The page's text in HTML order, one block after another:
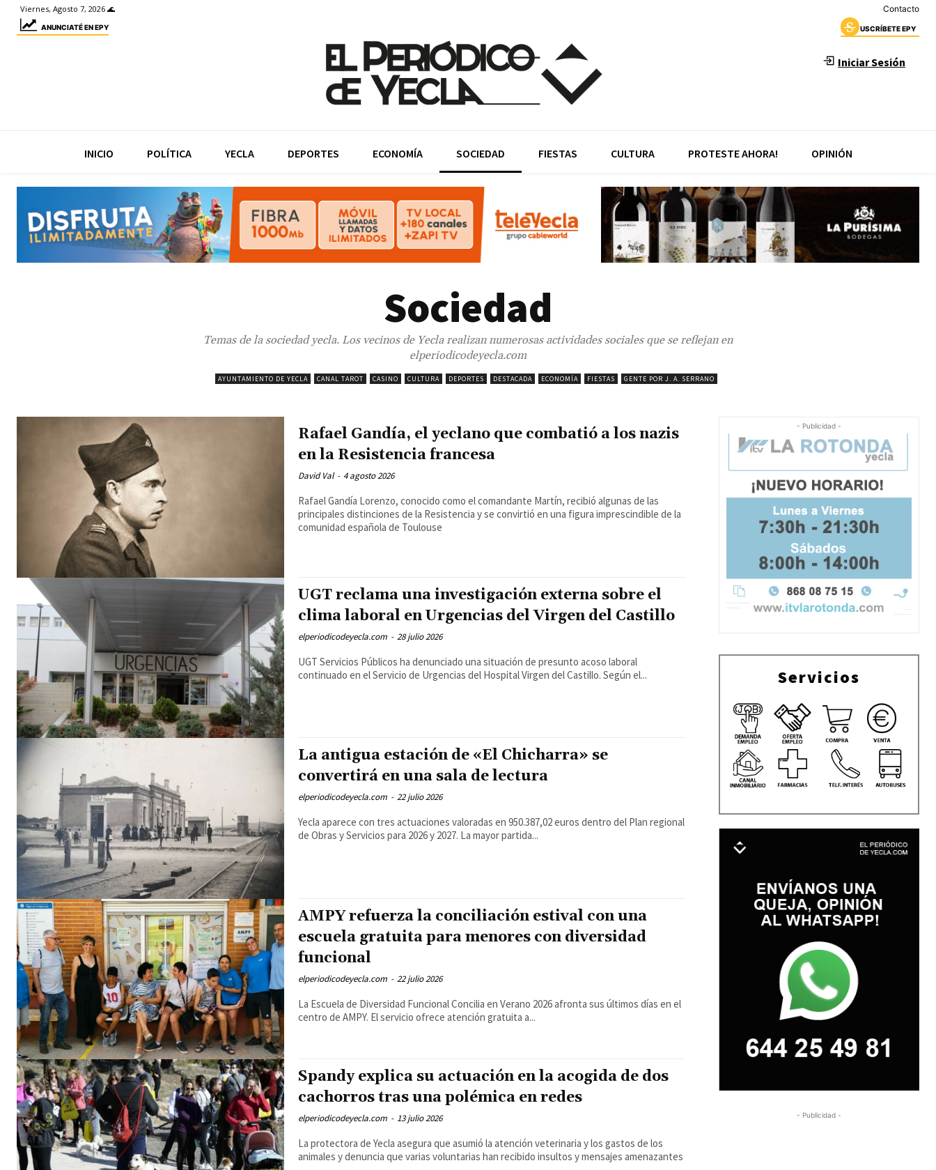
Viernes, Agosto 7, 2026 🌊 Contacto
ANUNCIATÉ EN EPY USCRÍBETE EPY
Iniciar Sesión
INICIO POLÍTICA YECLA DEPORTES ECONOMÍA SOCIEDAD FIESTAS CULTURA PROTESTE AHORA! OPINIÓN
Sociedad
Temas de la sociedad yecla. Los vecinos de Yecla realizan numerosas actividades sociales que se reflejan en
elperiodicodeyecla.com
AYUNTAMIENTO DE YECLA CANAL TAROT CASINO CULTURA DEPORTES DESTACADA ECONOMÍA FIESTAS GENTE POR J. A. SERRANO
Rafael Gandía, el yeclano que combatió a los nazis
en la Resistencia francesa
David Val - 4 agosto 2026
Rafael Gandía Lorenzo, conocido como el comandante Martín, recibió algunas de las
principales distinciones de la Resistencia y se convirtió en una figura imprescindible de la
comunidad española de Toulouse
UGT reclama una investigación externa sobre el
clima laboral en Urgencias del Virgen del Castillo
elperiodicodeyecla.com - 28 julio 2026
UGT Servicios Públicos ha denunciado una situación de presunto acoso laboral
continuado en el Servicio de Urgencias del Hospital Virgen del Castillo. Según el...
La antigua estación de «El Chicharra» se
convertirá en una sala de lectura
elperiodicodeyecla.com - 22 julio 2026
Yecla aparece con tres actuaciones valoradas en 950.387,02 euros dentro del Plan regional
de Obras y Servicios para 2026 y 2027. La mayor partida...
AMPY refuerza la conciliación estival con una
escuela gratuita para menores con diversidad
funcional
elperiodicodeyecla.com - 22 julio 2026
La Escuela de Diversidad Funcional Concilia en Verano 2026 afronta sus últimos días en el
centro de AMPY. El servicio ofrece atención gratuita a...
Spandy explica su actuación en la acogida de dos
cachorros tras una polémica en redes
elperiodicodeyecla.com - 13 julio 2026
La protectora de Yecla asegura que asumió la atención veterinaria y los gastos de los
animales y denuncia que varias voluntarias han recibido insultos y mensajes amenazantes
- Publicidad -
Servicios
- Publicidad -